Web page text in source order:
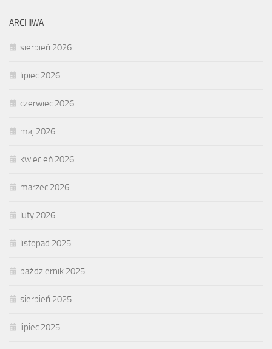
ARCHIWA
sierpień 2026
lipiec 2026
czerwiec 2026
maj 2026
kwiecień 2026
marzec 2026
luty 2026
listopad 2025
październik 2025
sierpień 2025
lipiec 2025